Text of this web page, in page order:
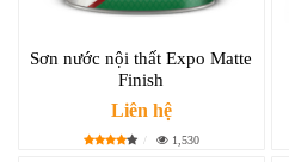
Sơn nước nội thất Expo Matte
Finish
Liên hệ
1,530